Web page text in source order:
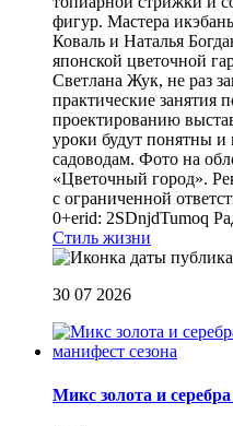
фигур. Мастера
Коваль и Наталья
японской цветочной
Светлана Жук, не раз
практические
проектированию
уроки будут понятны
садоводам. Фото на
«Цветочный город».
с ограниченной
0+erid: 2SDnjdTumoq
Стиль жизни
30 07 2026
Микс золота и